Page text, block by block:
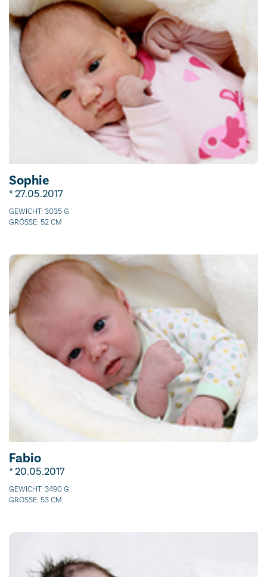
Sophie
* 27.05.2017
GEWICHT: 3035 G
GRÖSSE: 52 CM
Fabio
* 20.05.2017
GEWICHT: 3490 G
GRÖSSE: 53 CM